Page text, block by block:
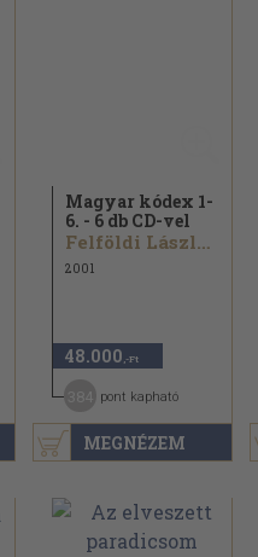
MEGNÉZEM
Magyar kódex 1-
6. - 6 db CD-vel
Felföldi László...
2001
48.000 ,-Ft
pont kapható